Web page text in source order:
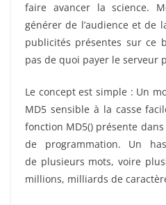
faire avancer la science.
générer de l’audience et de
publicités présentes sur ce
pas de quoi payer le serveur
Le concept est simple : Un
MD5 sensible à la casse
fonction MD5() présente
de programmation. Un
de plusieurs mots, voire
millions, milliards de